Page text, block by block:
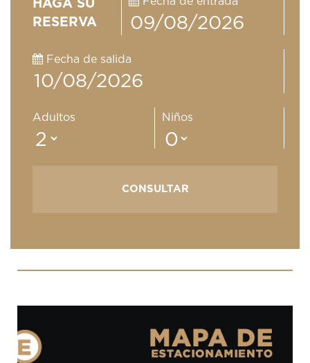
HAGA SU
RESERVA
Fecha de salida
Adultos Niños